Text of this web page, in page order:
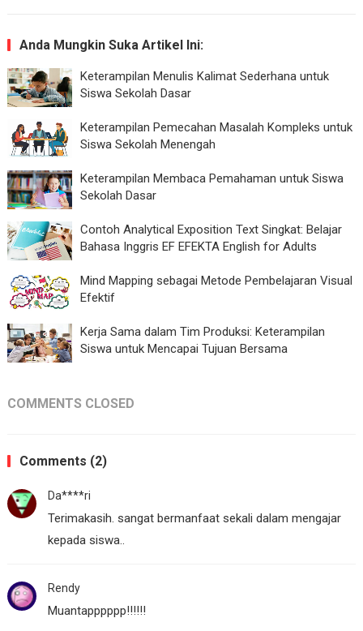
Anda Mungkin Suka Artikel Ini:
Keterampilan Menulis Kalimat Sederhana untuk
Siswa Sekolah Dasar
Keterampilan Pemecahan Masalah Kompleks untuk
Siswa Sekolah Menengah
Keterampilan Membaca Pemahaman untuk Siswa
Sekolah Dasar
Contoh Analytical Exposition Text Singkat: Belajar
Bahasa Inggris EF EFEKTA English for Adults
Mind Mapping sebagai Metode Pembelajaran Visual
Efektif
Kerja Sama dalam Tim Produksi: Keterampilan
Siswa untuk Mencapai Tujuan Bersama
COMMENTS CLOSED
Comments (2)
Da****ri
Terimakasih. sangat bermanfaat sekali dalam mengajar
kepada siswa..
Rendy
Muantapppppp!!!!!!